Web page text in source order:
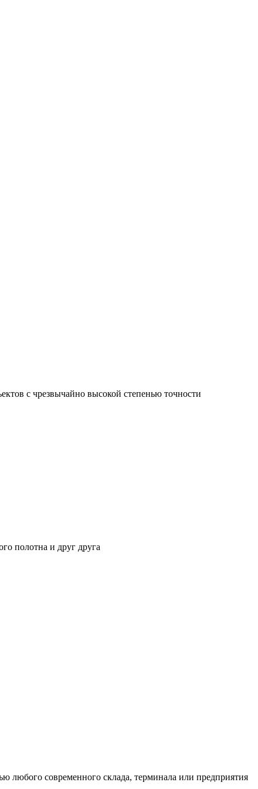
с чрезвычайно высокой степенью точности
полотна и друг друга
любого современного склада, терминала или предприятия